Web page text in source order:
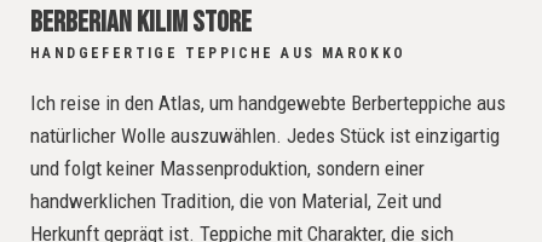
BERBERIAN KILIM STORE
HANDGEFERTIGE TEPPICHE AUS MAROKKO
Ich reise in den Atlas, um handgewebte Berberteppiche aus
natürlicher Wolle auszuwählen. Jedes Stück ist einzigartig
und folgt keiner Massenproduktion, sondern einer
handwerklichen Tradition, die von Material, Zeit und
Herkunft geprägt ist. Teppiche mit Charakter, die sich